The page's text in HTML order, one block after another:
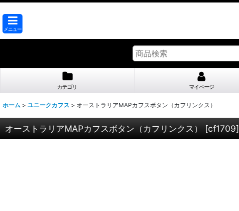
メニュー
カテゴリ マイページ
ホーム > ユニークカフス > オーストラリアMAPカフスボタン（カフリンクス）
オーストラリアMAPカフスボタン（カフリンクス） [cf1709]